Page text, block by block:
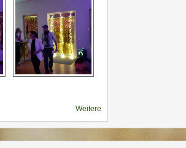
Weitere